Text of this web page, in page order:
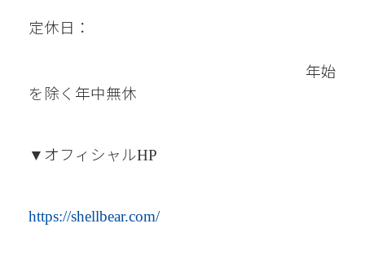
定休日：
年始
を除く年中無休
▼ オフィシャルHP
https://shellbear.com/